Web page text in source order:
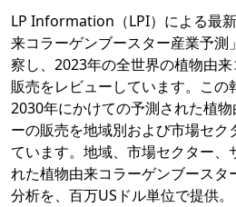
LP Information（LPI）による最
来コラーゲンブースター産業予測
察し、2023年の全世界の植物由
販売をレビューしています。この
2030年にかけての予測された植
ーの販売を地域別および市場セク
ています。地域、市場セクター、
れた植物由来コラーゲンブースタ
分析を、百万USドル単位で提供。